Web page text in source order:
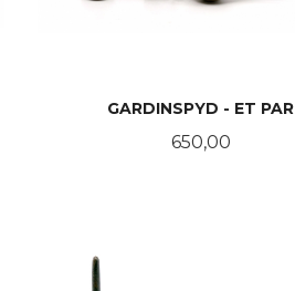
GARDINSPYD - ET PAR
Pris
650,00